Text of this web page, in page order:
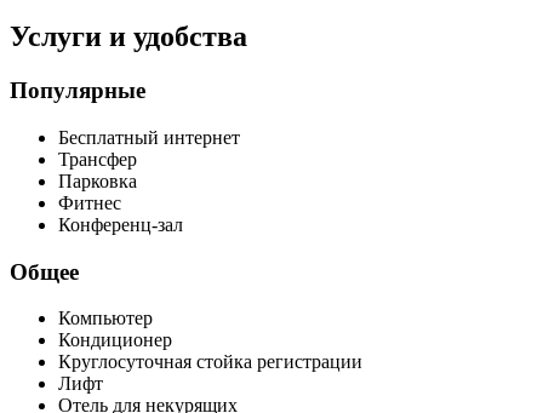
Услуги и удобства
Популярные
Бесплатный интернет
Трансфер
Парковка
Фитнес
Конференц-зал
Общее
Компьютер
Кондиционер
Круглосуточная стойка регистрации
Лифт
Отель для некурящих